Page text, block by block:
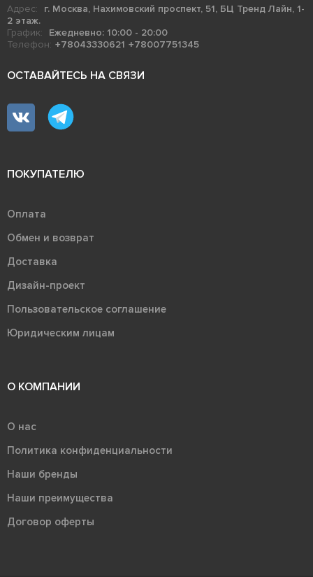
Адрес:
г. Москва, Нахимовский проспект, 51, БЦ Тренд Лайн, 1-
2 этаж.
График:
Ежедневно: 10:00 - 20:00
Телефон: +78043330621 +78007751345
ОСТАВАЙТЕСЬ НА СВЯЗИ
ПОКУПАТЕЛЮ
Оплата
Обмен и возврат
Доставка
Дизайн-проект
Пользовательское соглашение
Юридическим лицам
О КОМПАНИИ
О нас
Политика конфиденциальности
Наши бренды
Наши преимущества
Договор оферты